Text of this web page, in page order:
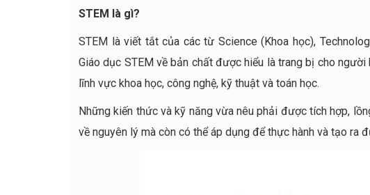
STEM là gì?
STEM là viết tắt của các từ Science (Khoa học),
Giáo dục STEM về bản chất được hiểu là trang bị cho
lĩnh vực khoa học, công nghệ, kỹ thuật và toán học.
Những kiến thức và kỹ năng vừa nêu phải được tích hợp,
về nguyên lý mà còn có thể áp dụng để thực hành và tạo ra